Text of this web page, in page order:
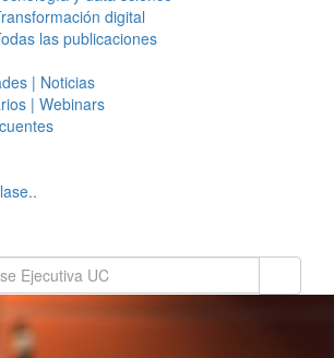
digital
las publicaciones
| Noticias
| Webinars